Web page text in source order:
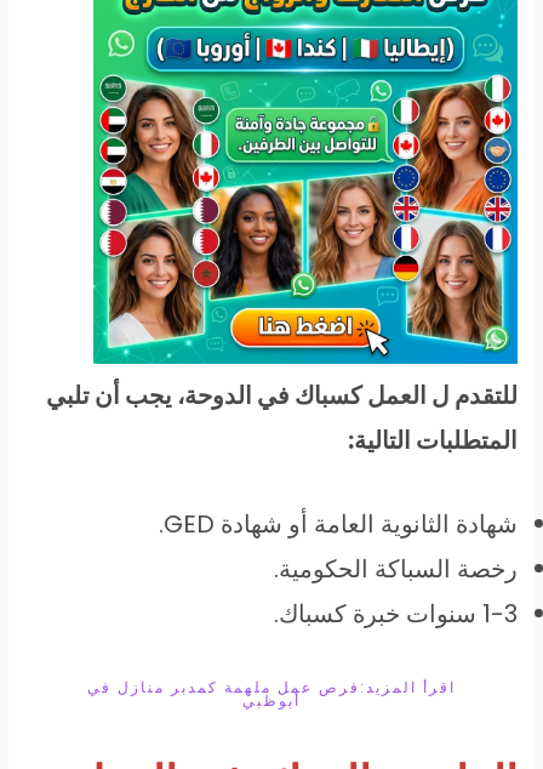
للتقدم ل العمل كسباك في الدوحة، يجب أن تلبي
المتطلبات التالية:
شهادة الثانوية العامة أو شهادة GED.
رخصة السباكة الحكومية.
1-3 سنوات خبرة كسباك.
اقرأ المزيد:فرص عمل ملهمة كمدبر منازل في
أبوظبي